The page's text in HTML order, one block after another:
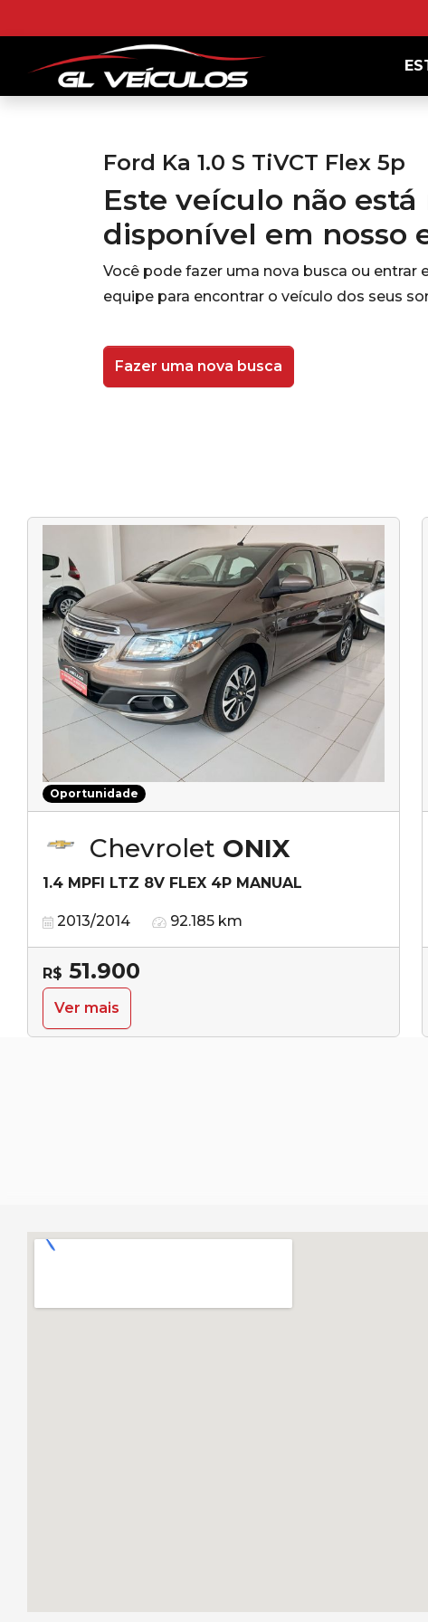
Ford Ka 1.0 S TiVCT Flex 5p
Este veículo não está
disponível em nosso
Você pode fazer uma nova busca ou entrar
equipe para encontrar o veículo dos seus
Fazer uma nova busca
Oportunidade
Chevrolet ONIX
1.4 MPFI LTZ 8V FLEX 4P MANUAL
2013/2014 92.185 km
R$ 51.900
Ver mais